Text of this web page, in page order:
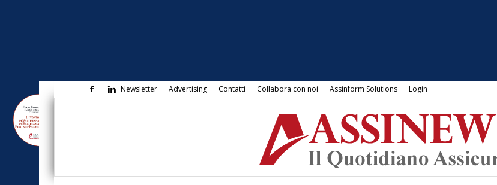
Newsletter Advertising Contatti Collabora con noi Assinform Solutions Login